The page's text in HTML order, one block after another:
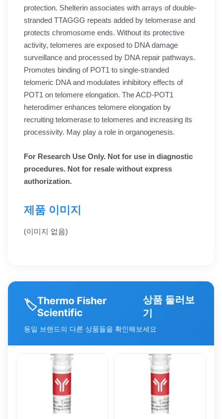
protection. Shelterin associates with arrays of double-
stranded TTAGGG repeats added by telomerase and
protects chromosome ends. Without its protective
activity, telomeres are exposed to DNA damage
surveillance and processed by DNA repair pathways.
Promotes binding of POT1 to single-stranded
telomeric DNA and modulates inhibitory effects of
POT1 on telomere elongation. The ACD-POT1
heterodimer enhances telomere elongation by
recruiting telomerase to telomeres and increasing its
processivity. May play a role in organogenesis.
For Research Use Only. Not for use in diagnostic
procedures. Not for resale without express
authorization.
제품 이미지
(이미지 없음)
🏷️Thermo Fisher
Scientific
상품 둘러보
기
동일 브랜드의 다른 상품들을 확인해보세요